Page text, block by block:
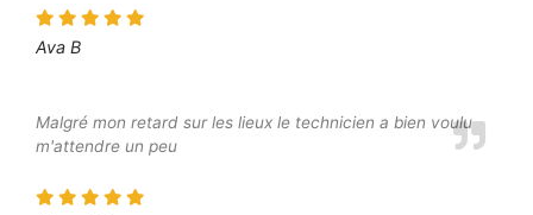
Ava B
Malgré mon retard sur les lieux le technicien a bien voulu
m'attendre un peu